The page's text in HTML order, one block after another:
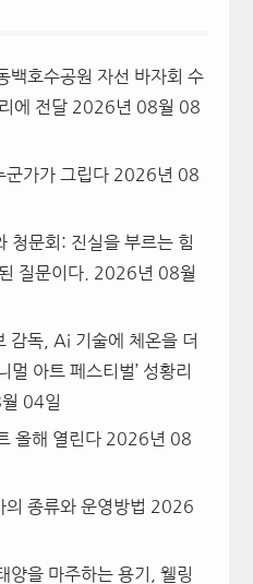
백호수공원 자선 바자회 수
에 전달 2026년 08월 08
군가가 그립다 2026년 08
청문회: 진실을 부르는 힘
질문이다.
2026년 08월
감독, Ai 기술에 체온을 더
아트 페스티벌’ 성황리
04일
올해 열린다 2026년 08
의 종류와 운영방법 2026
양을 마주하는 용기, 웰링